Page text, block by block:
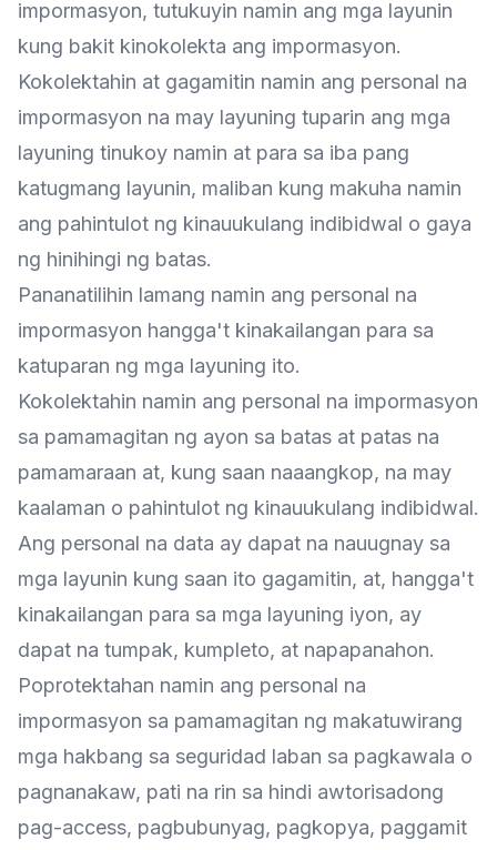
impormasyon, tutukuyin namin ang mga layunin
kung bakit kinokolekta ang impormasyon.
Kokolektahin at gagamitin namin ang personal na
impormasyon na may layuning tuparin ang mga
layuning tinukoy namin at para sa iba pang
katugmang layunin, maliban kung makuha namin
ang pahintulot ng kinauukulang indibidwal o gaya
ng hinihingi ng batas.
Pananatilihin lamang namin ang personal na
impormasyon hangga't kinakailangan para sa
katuparan ng mga layuning ito.
Kokolektahin namin ang personal na impormasyon
sa pamamagitan ng ayon sa batas at patas na
pamamaraan at, kung saan naaangkop, na may
kaalaman o pahintulot ng kinauukulang indibidwal.
Ang personal na data ay dapat na nauugnay sa
mga layunin kung saan ito gagamitin, at, hangga't
kinakailangan para sa mga layuning iyon, ay
dapat na tumpak, kumpleto, at napapanahon.
Poprotektahan namin ang personal na
impormasyon sa pamamagitan ng makatuwirang
mga hakbang sa seguridad laban sa pagkawala o
pagnanakaw, pati na rin sa hindi awtorisadong
pag-access, pagbubunyag, pagkopya, paggamit